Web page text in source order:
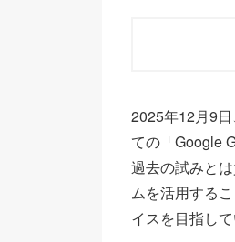
2
他社（
メリット
4
なぜ “今
5 2026年
2025年12月9
ての「Google
過去の試みと
ムを活用する
イスを目指して